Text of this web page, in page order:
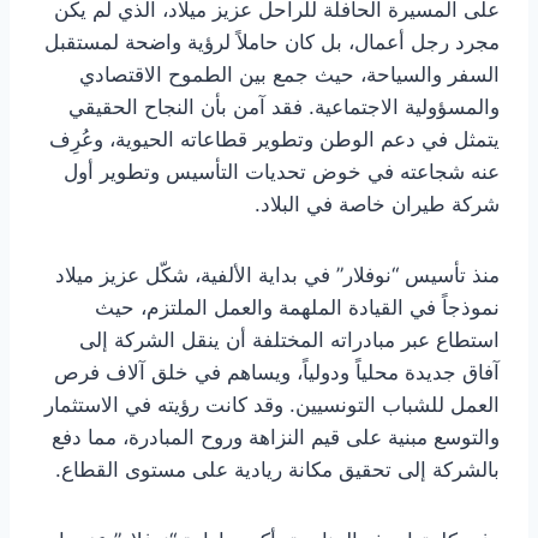
على المسيرة الحافلة للراحل عزيز ميلاد، الذي لم يكن
مجرد رجل أعمال، بل كان حاملاً لرؤية واضحة لمستقبل
السفر والسياحة، حيث جمع بين الطموح الاقتصادي
والمسؤولية الاجتماعية. فقد آمن بأن النجاح الحقيقي
يتمثل في دعم الوطن وتطوير قطاعاته الحيوية، وعُرِف
عنه شجاعته في خوض تحديات التأسيس وتطوير أول
شركة طيران خاصة في البلاد.
منذ تأسيس “نوفلار” في بداية الألفية، شكّل عزيز ميلاد
نموذجاً في القيادة الملهمة والعمل الملتزم، حيث
استطاع عبر مبادراته المختلفة أن ينقل الشركة إلى
آفاق جديدة محلياً ودولياً، ويساهم في خلق آلاف فرص
العمل للشباب التونسيين. وقد كانت رؤيته في الاستثمار
والتوسع مبنية على قيم النزاهة وروح المبادرة، مما دفع
بالشركة إلى تحقيق مكانة ريادية على مستوى القطاع.